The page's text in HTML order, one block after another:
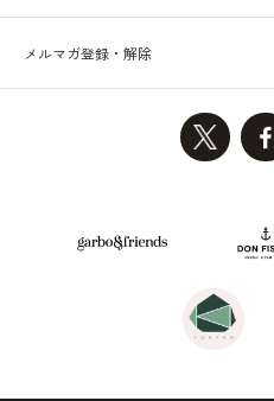
メルマガ登録・解除